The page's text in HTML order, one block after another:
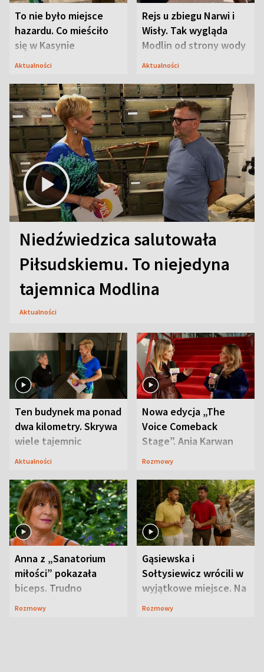
To nie było miejsce
hazardu. Co mieściło
się w Kasynie
Oficerskim?
Aktualności
Rejs u zbiegu Narwi i
Wisły. Tak wygląda
Modlin od strony wody
Aktualności
Niedźwiedzica salutowała
Piłsudskiemu. To niejedyna
tajemnica Modlina
Aktualności
Ten budynek ma ponad
dwa kilometry. Skrywa
wiele tajemnic
Aktualności
Nowa edycja „The
Voice Comeback
Stage”. Ania Karwan
zapowiada
Rozmowy
Anna z „Sanatorium
miłości” pokazała
biceps. Trudno
uwierzyć, co przeszła
Rozmowy
Gąsiewska i
Sołtysiewicz wrócili w
wyjątkowe miejsce. Na
szlaku czekał
Rozmowy